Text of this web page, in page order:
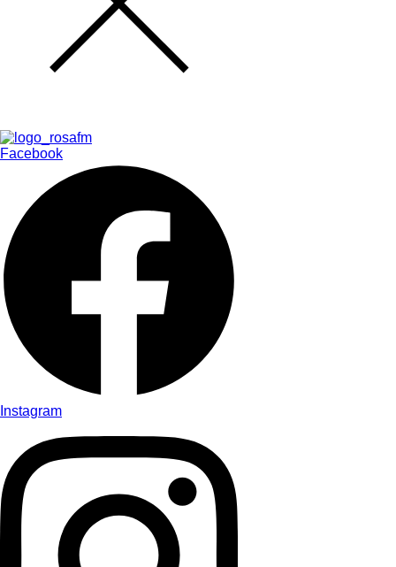
Facebook
Instagram